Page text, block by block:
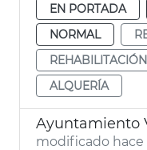
EN PORTADA
NORMAL
REHABILITACIÓN
ALQUERÍA
modificado hace